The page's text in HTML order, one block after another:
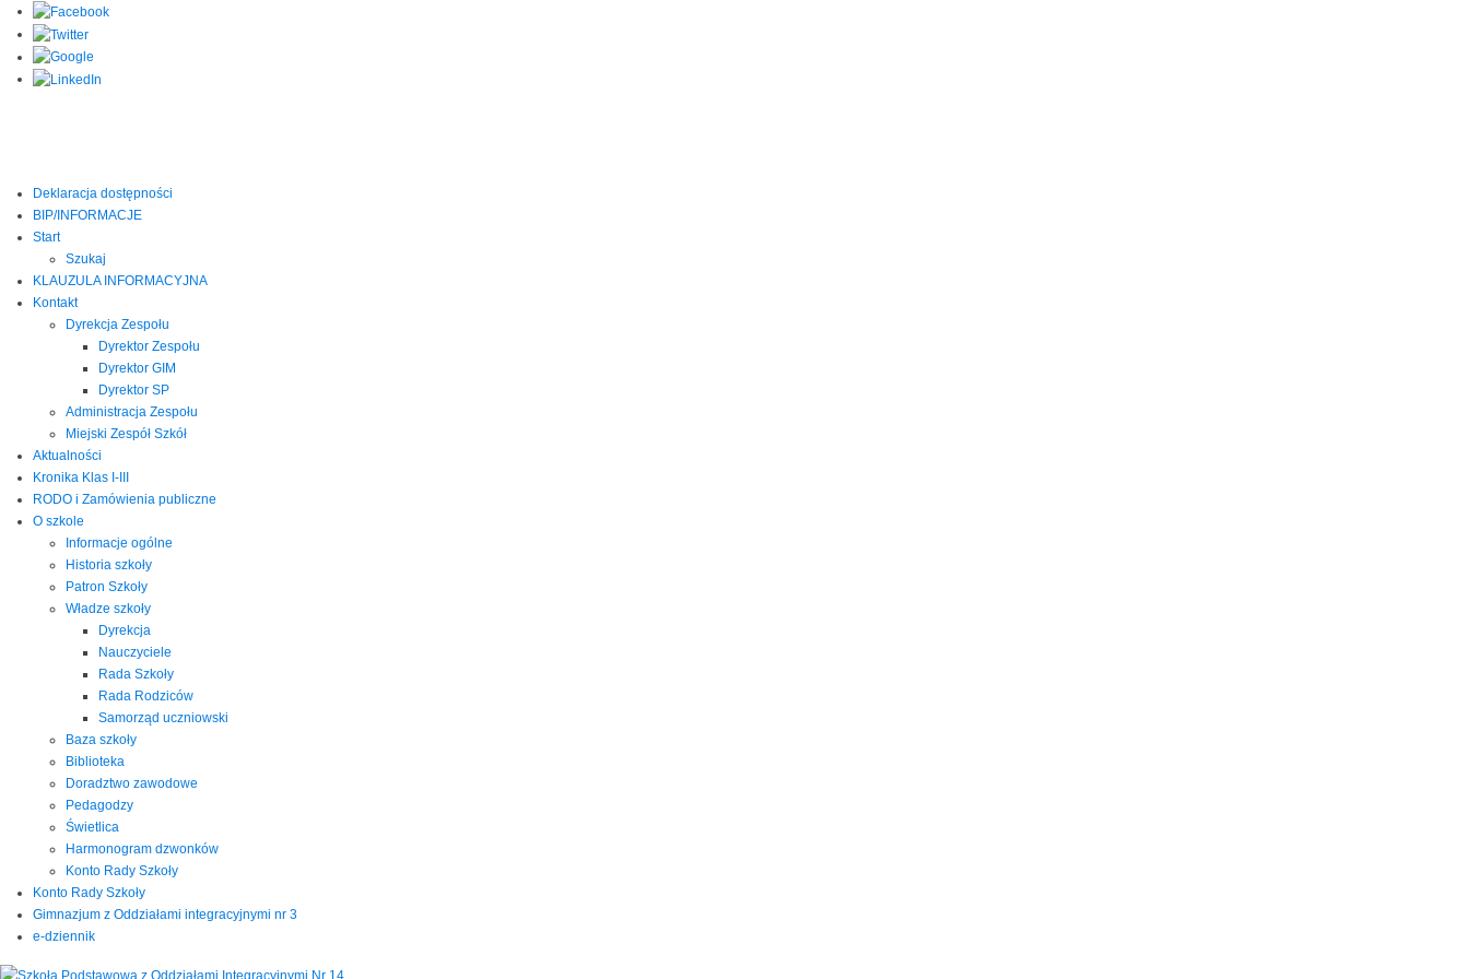
Deklaracja dostępności
BIP/INFORMACJE
Start
Szukaj
KLAUZULA INFORMACYJNA
Kontakt
Dyrekcja Zespołu
Dyrektor Zespołu
Dyrektor GIM
Dyrektor SP
Administracja Zespołu
Miejski Zespół Szkół
Aktualności
Kronika Klas I-III
RODO i Zamówienia publiczne
O szkole
Informacje ogólne
Historia szkoły
Patron Szkoły
Władze szkoły
Dyrekcja
Nauczyciele
Rada Szkoły
Rada Rodziców
Samorząd uczniowski
Baza szkoły
Biblioteka
Doradztwo zawodowe
Pedagodzy
Świetlica
Harmonogram dzwonków
Konto Rady Szkoły
Konto Rady Szkoły
Gimnazjum z Oddziałami integracyjnymi nr 3
e-dziennik